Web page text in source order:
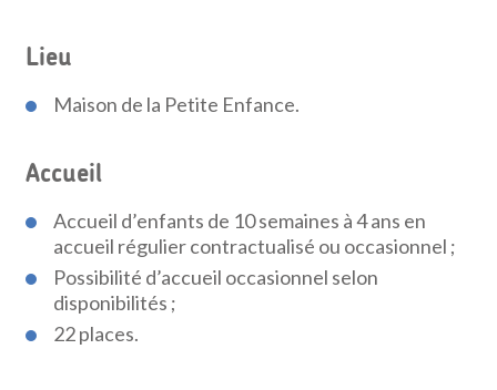
Lieu
Maison de la Petite Enfance.
Accueil
Accueil d’enfants de 10 semaines à 4 ans en
accueil régulier contractualisé ou occasionnel ;
Possibilité d’accueil occasionnel selon
disponibilités ;
22 places.